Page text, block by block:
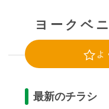
ヨークベ
よ
最新のチラシ